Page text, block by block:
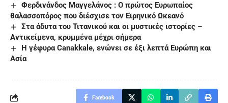
Φερδινάνδος Μαγγελάνος : Ο πρώτος Ευρωπαίος
θαλασσοπόρος που διέσχισε τον Ειρηνικό Ωκεανό
Στα άδυτα του Τιτανικού και οι μυστικές ιστορίες –
Αντικείμενα, κρυμμένα μέχρι σήμερα
Η γέφυρα Canakkale, ενώνει σε έξι λεπτά Ευρώπη και
Ασία
Facebook